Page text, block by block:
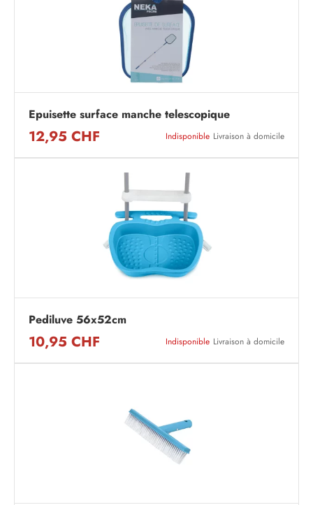
Epuisette surface manche telescopique
12,95 CHF Indisponible Livraison à domicile
Pediluve 56x52cm
10,95 CHF Indisponible Livraison à domicile